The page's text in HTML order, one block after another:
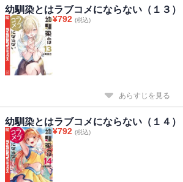
幼馴染とはラブコメにならない（１３）
¥792 (税込)
あらすじを見る
幼馴染とはラブコメにならない（１４）
¥792 (税込)